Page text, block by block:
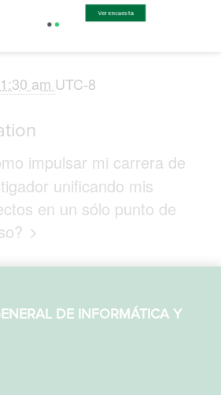
am
UTC-8
am UTC-8
impulsar mi carrera de
unificando mis
en un sólo punto de
DE INFORMÁTICA Y
Ver encuesta